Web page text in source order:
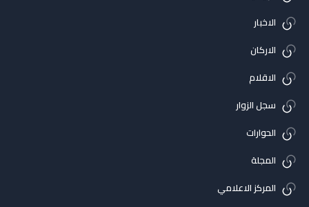
الاخبار
الاركان
الاقلام
سجل الزوار
الحوارات
المجلة
المركز الاعلامي